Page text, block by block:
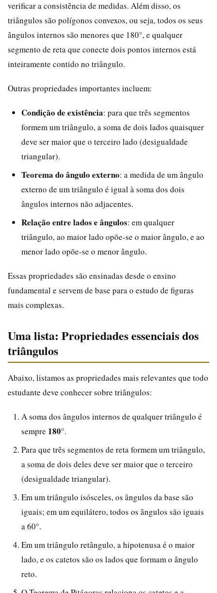
verificar a consistência de medidas. Além disso, os
triângulos são polígonos convexos, ou seja, todos os seus
ângulos internos são menores que 180°, e qualquer
segmento de reta que conecte dois pontos internos está
inteiramente contido no triângulo.
Outras propriedades importantes incluem:
Condição de existência: para que três segmentos
formem um triângulo, a soma de dois lados quaisquer
deve ser maior que o terceiro lado (desigualdade
triangular).
Teorema do ângulo externo: a medida de um ângulo
externo de um triângulo é igual à soma dos dois
ângulos internos não adjacentes.
Relação entre lados e ângulos: em qualquer
triângulo, ao maior lado opõe-se o maior ângulo, e ao
menor lado opõe-se o menor ângulo.
Essas propriedades são ensinadas desde o ensino
fundamental e servem de base para o estudo de figuras
mais complexas.
Uma lista: Propriedades essenciais dos
triângulos
Abaixo, listamos as propriedades mais relevantes que todo
estudante deve conhecer sobre triângulos:
A soma dos ângulos internos de qualquer triângulo é
sempre 180°.
Para que três segmentos de reta formem um triângulo,
a soma de dois deles deve ser maior que o terceiro
(desigualdade triangular).
Em um triângulo isósceles, os ângulos da base são
iguais; em um equilátero, todos os ângulos são iguais
a 60°.
Em um triângulo retângulo, a hipotenusa é o maior
lado, e os catetos são os lados que formam o ângulo
reto.